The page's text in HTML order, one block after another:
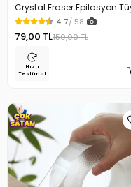
Crystal Eraser Epilasyon
Silgisi Tüy Alıcı
4.7/ 58
79,00 TL150,00 TL
Hızlı
Teslimat